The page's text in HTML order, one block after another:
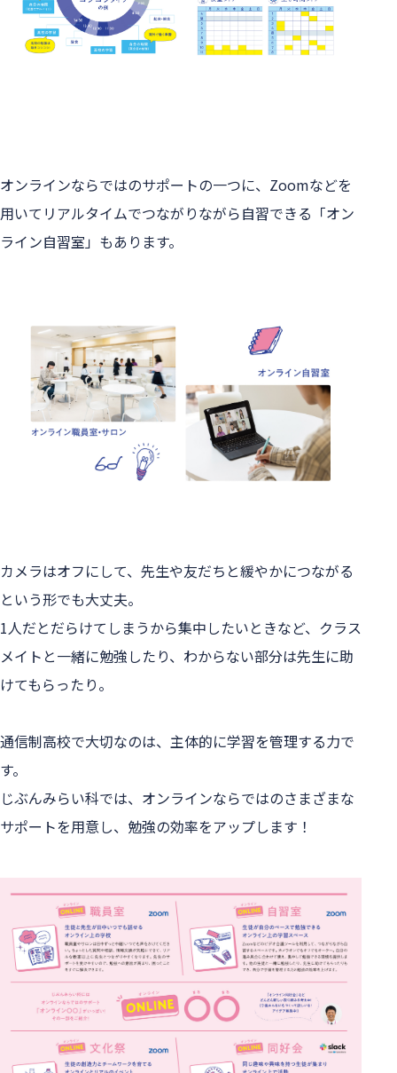
オンラインならではのサポートの一つに、Zoomなどを
用いてリアルタイムでつながりながら自習できる「オン
ライン自習室」もあります。
カメラはオフにして、先生や友だちと緩やかにつながる
という形でも大丈夫。
1人だとだらけてしまうから集中したいときなど、クラス
メイトと一緒に勉強したり、わからない部分は先生に助
けてもらったり。
通信制高校で大切なのは、主体的に学習を管理する力で
す。
じぶんみらい科では、オンラインならではのさまざまな
サポートを用意し、勉強の効率をアップします！